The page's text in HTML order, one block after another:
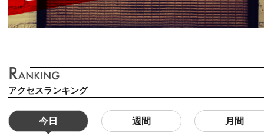
アクセスランキング
今日 週間 月間